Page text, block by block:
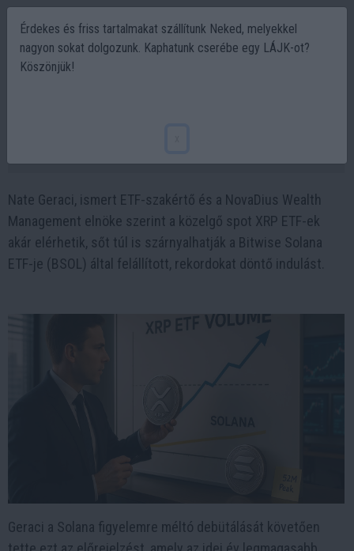
Nate Geraci, ismert ETF-szakértő és a NovaDius Wealth
Management elnöke szerint a közelgő spot XRP ETF-ek
akár elérhetik, sőt túl is szárnyalhatják a Bitwise Solana
ETF-je (BSOL) által felállított, rekordokat döntő indulást.
Geraci a Solana figyelemre méltó debütálását követően
Érdekes és friss tartalmakat szállítunk Neked, melyekkel
nagyon sokat dolgozunk. Kaphatunk cserébe egy LÁJK-ot?
Köszönjük!